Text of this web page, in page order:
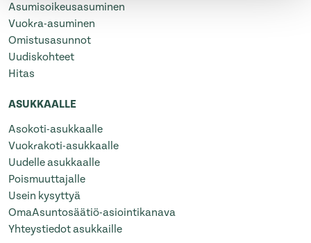
Asumisoikeusasuminen
Vuokra-asuminen
Omistusasunnot
Uudiskohteet
Hitas
ASUKKAALLE
Asokoti-asukkaalle
Vuokrakoti-asukkaalle
Uudelle asukkaalle
Poismuuttajalle
Usein kysyttyä
OmaAsuntosäätiö-asiointikanava
Yhteystiedot asukkaille